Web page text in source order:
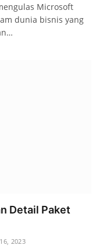
Microsoft
dunia bisnis yang
Detail Paket
2023